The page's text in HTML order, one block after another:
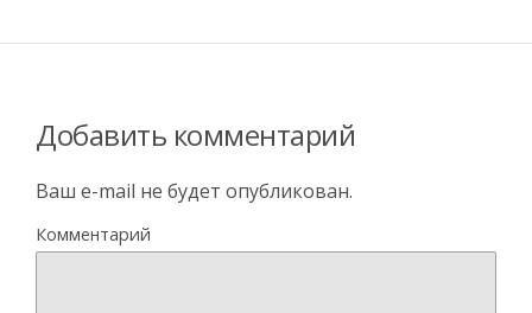
Добавить комментарий
Ваш e-mail не будет опубликован.
Комментарий